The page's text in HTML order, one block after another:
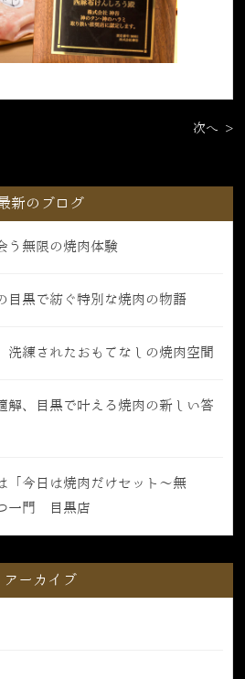
次へ >
新のブログ
う無限の焼肉体験
目黒で紡ぐ特別な焼肉の物語
洗練されたおもてなしの焼肉空間
解、目黒で叶える焼肉の新しい答
「今日は焼肉だけセット〜無
一門 目黒店
アーカイブ